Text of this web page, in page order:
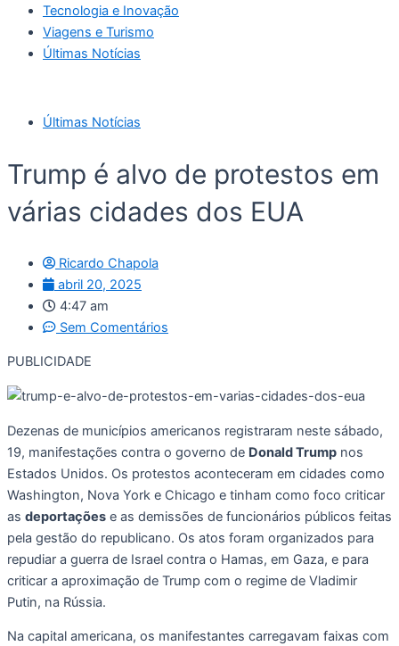
Tecnologia e Inovação
Viagens e Turismo
Últimas Notícias
Últimas Notícias
Trump é alvo de protestos em
várias cidades dos EUA
Ricardo Chapola
abril 20, 2025
4:47 am
Sem Comentários
PUBLICIDADE
Dezenas de municípios americanos registraram neste sábado,
19, manifestações contra o governo de Donald Trump nos
Estados Unidos. Os protestos aconteceram em cidades como
Washington, Nova York e Chicago e tinham como foco criticar
as deportações e as demissões de funcionários públicos feitas
pela gestão do republicano. Os atos foram organizados para
repudiar a guerra de Israel contra o Hamas, em Gaza, e para
criticar a aproximação de Trump com o regime de Vladimir
Putin, na Rússia.
Na capital americana, os manifestantes carregavam faixas com